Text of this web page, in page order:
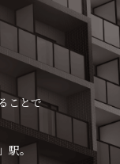
ことで
駅。